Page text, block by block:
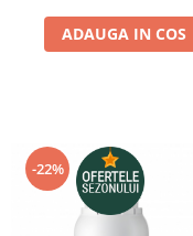
ADAUGA IN COS
-22%